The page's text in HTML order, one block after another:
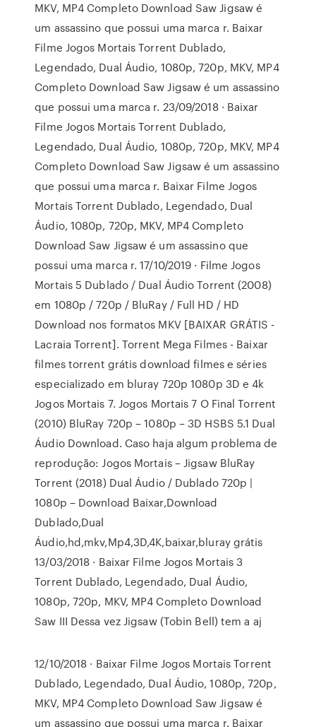
MKV, MP4 Completo Download Saw Jigsaw é
um assassino que possui uma marca r. Baixar
Filme Jogos Mortais Torrent Dublado,
Legendado, Dual Áudio, 1080p, 720p, MKV, MP4
Completo Download Saw Jigsaw é um assassino
que possui uma marca r. 23/09/2018 · Baixar
Filme Jogos Mortais Torrent Dublado,
Legendado, Dual Áudio, 1080p, 720p, MKV, MP4
Completo Download Saw Jigsaw é um assassino
que possui uma marca r. Baixar Filme Jogos
Mortais Torrent Dublado, Legendado, Dual
Áudio, 1080p, 720p, MKV, MP4 Completo
Download Saw Jigsaw é um assassino que
possui uma marca r. 17/10/2019 · Filme Jogos
Mortais 5 Dublado / Dual Áudio Torrent (2008)
em 1080p / 720p / BluRay / Full HD / HD
Download nos formatos MKV [BAIXAR GRÁTIS -
Lacraia Torrent]. Torrent Mega Filmes - Baixar
filmes torrent grátis download filmes e séries
especializado em bluray 720p 1080p 3D e 4k
Jogos Mortais 7. Jogos Mortais 7 O Final Torrent
(2010) BluRay 720p – 1080p – 3D HSBS 5.1 Dual
Áudio Download. Caso haja algum problema de
reprodução: Jogos Mortais – Jigsaw BluRay
Torrent (2018) Dual Áudio / Dublado 720p |
1080p – Download Baixar,Download
Dublado,Dual
Áudio,hd,mkv,Mp4,3D,4K,baixar,bluray grátis
13/03/2018 · Baixar Filme Jogos Mortais 3
Torrent Dublado, Legendado, Dual Áudio,
1080p, 720p, MKV, MP4 Completo Download
Saw III Dessa vez Jigsaw (Tobin Bell) tem a aj
12/10/2018 · Baixar Filme Jogos Mortais Torrent
Dublado, Legendado, Dual Áudio, 1080p, 720p,
MKV, MP4 Completo Download Saw Jigsaw é
um assassino que possui uma marca r. Baixar